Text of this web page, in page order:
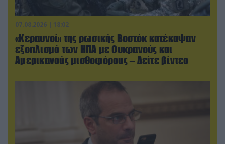
07.08.2026 | 18:02
«Κεραυνοί» της ρωσικής Βοστόκ κατέκαψαν
εξοπλισμό των ΗΠΑ με Ουκρανούς και
Αμερικανούς μισθοφόρους – Δείτε βίντεο